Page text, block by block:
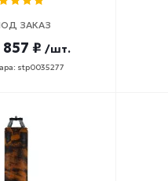
ЗАКАЗ
857 ₽ /шт.
stp0035277